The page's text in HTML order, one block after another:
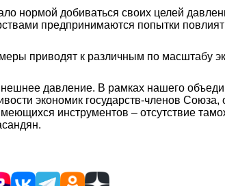
нормой добиваться своих целей
предпринимаются попытки
приводят к различным по масштабу
давление. В рамках нашего
экономик государств-членов
инструментов – отсутствие